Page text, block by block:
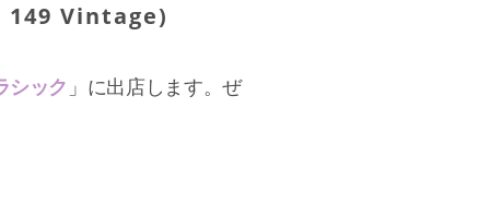
149 Vintage)
シック 」に出店します。ぜ